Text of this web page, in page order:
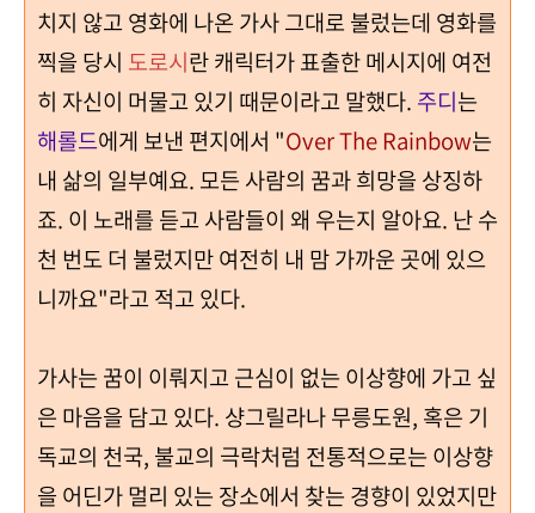
치지 않고 영화에 나온 가사 그대로 불렀는데 영화를
찍을 당시 도로시란 캐릭터가 표출한 메시지에 여전
히 자신이 머물고 있기 때문이라고 말했다. 주디는
해롤드에게 보낸 편지에서 "Over The Rainbow는
내 삶의 일부예요. 모든 사람의 꿈과 희망을 상징하
죠. 이 노래를 듣고 사람들이 왜 우는지 알아요. 난 수
천 번도 더 불렀지만 여전히 내 맘 가까운 곳에 있으
니까요"라고 적고 있다.
가사는 꿈이 이뤄지고 근심이 없는 이상향에 가고 싶
은 마음을 담고 있다. 샹그릴라나 무릉도원, 혹은 기
독교의 천국, 불교의 극락처럼 전통적으로는 이상향
을 어딘가 멀리 있는 장소에서 찾는 경향이 있었지만